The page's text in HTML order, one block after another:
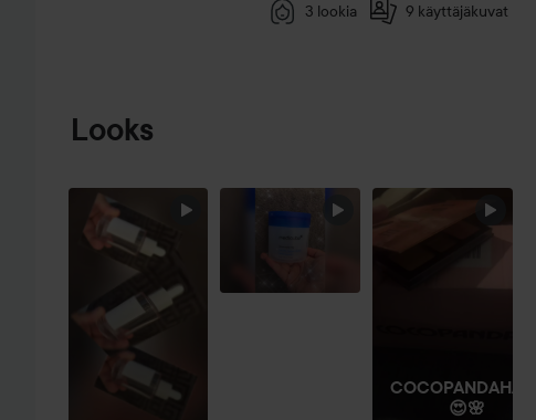
3 lookia 9 käyttäjäkuvat
Looks
OHITA OSIO
COCOPANDAHAUL
😍🌸